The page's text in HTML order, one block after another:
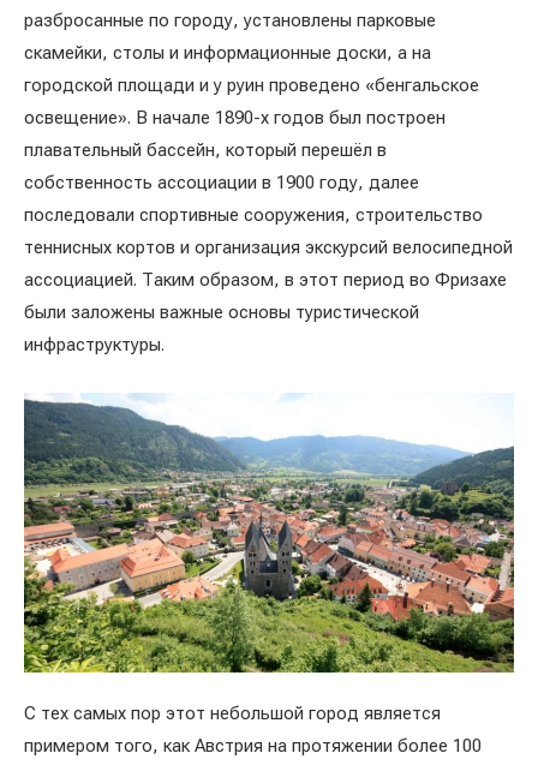
разбросанные по городу, установлены парковые
скамейки, столы и информационные доски, а на
городской площади и у руин проведено «бенгальское
освещение». В начале 1890-х годов был построен
плавательный бассейн, который перешёл в
собственность ассоциации в 1900 году, далее
последовали спортивные сооружения, строительство
теннисных кортов и организация экскурсий велосипедной
ассоциацией. Таким образом, в этот период во Фризахе
были заложены важные основы туристической
инфраструктуры.
С тех самых пор этот небольшой город является
примером того, как Австрия на протяжении более 100